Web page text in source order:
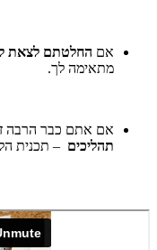
אם החלטתם לצאת
מתאימה לך.
אם אתם כבר הרבה
תהליכים – תכנית